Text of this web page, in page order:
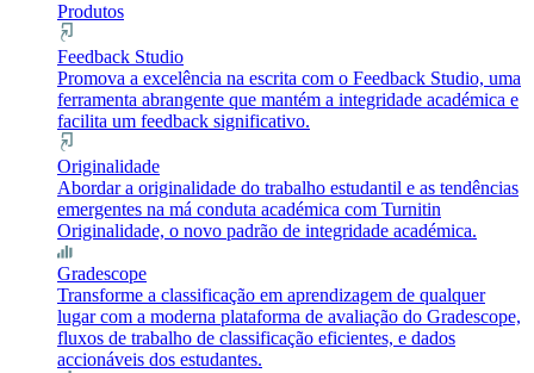
Produtos
Feedback Studio
Promova a excelência na escrita com o Feedback Studio, uma
ferramenta abrangente que mantém a integridade académica e
facilita um feedback significativo.
Originalidade
Abordar a originalidade do trabalho estudantil e as tendências
emergentes na má conduta académica com Turnitin
Originalidade, o novo padrão de integridade académica.
Gradescope
Transforme a classificação em aprendizagem de qualquer
lugar com a moderna plataforma de avaliação do Gradescope,
fluxos de trabalho de classificação eficientes, e dados
accionáveis dos estudantes.